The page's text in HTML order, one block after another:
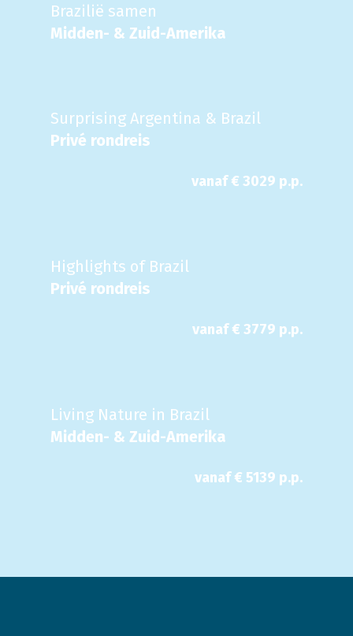
Brazilië samen
Midden- & Zuid-Amerika
Surprising Argentina & Brazil
Privé rondreis
vanaf € 3029 p.p.
Highlights of Brazil
Privé rondreis
vanaf € 3779 p.p.
Living Nature in Brazil
Midden- & Zuid-Amerika
vanaf € 5139 p.p.